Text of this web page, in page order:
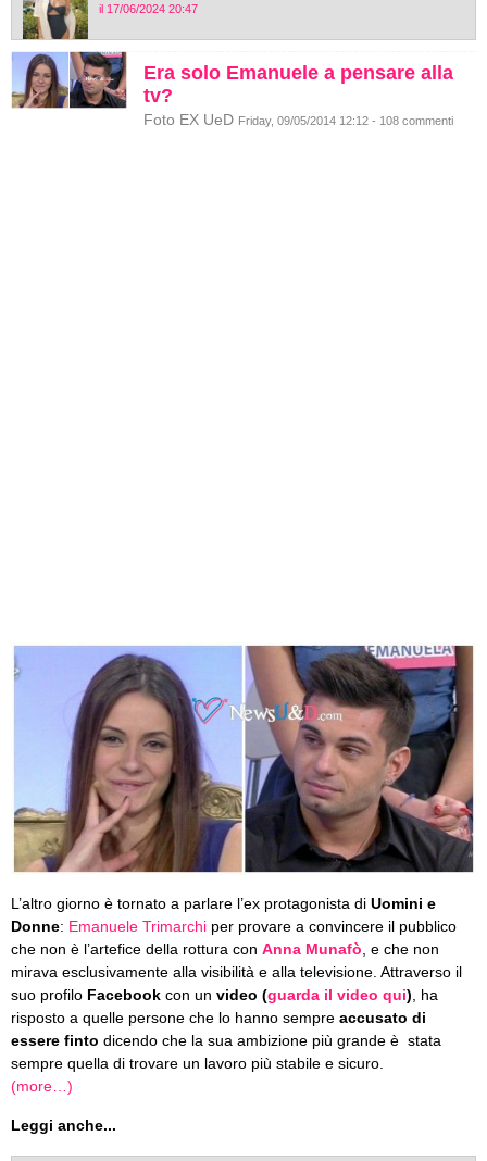
il 17/06/2024 20:47
Era solo Emanuele a pensare alla
tv?
Foto EX UeD Friday, 09/05/2014 12:12 - 108 commenti
L’altro giorno è tornato a parlare l’ex protagonista di Uomini e
Donne: Emanuele Trimarchi per provare a convincere il pubblico
che non è l’artefice della rottura con Anna Munafò , e che non
mirava esclusivamente alla visibilità e alla televisione. Attraverso il
suo profilo Facebook con un video (guarda il video qui) , ha
risposto a quelle persone che lo hanno sempre accusato di
essere finto dicendo che la sua ambizione più grande è stata
sempre quella di trovare un lavoro più stabile e sicuro.
(more…)
Leggi anche...